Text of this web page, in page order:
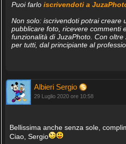
Puoi farlo iscrivendoti a
Non solo: iscrivendoti potrai creare
pubblicare foto, ricevere commenti
funzionalità di JuzaPhoto. Con
per tutti, dal principiante al
Albieri Sergio
29 Luglio 2020 ore 10:58
Bellissima anche senza sole,
Ciao, Sergio